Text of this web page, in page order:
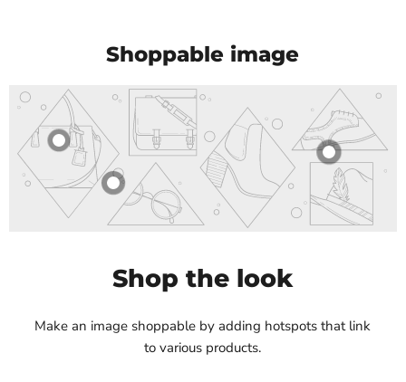
Shoppable image
Shop the look
Make an image shoppable by adding hotspots that link
to various products.